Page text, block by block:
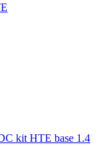
kit HTE base 1.4